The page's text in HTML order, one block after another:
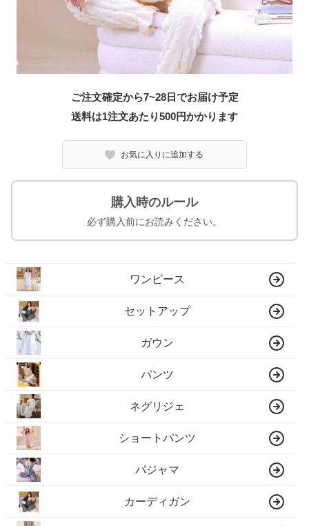
ご注文確定から7~28日でお届け予定
送料は1注文あたり500円かかります
お気に入りに追加する
購入時のルール
必ず購入前にお読みください。
ワンピース
セットアップ
ガウン
パンツ
ネグリジェ
ショートパンツ
パジャマ
カーディガン